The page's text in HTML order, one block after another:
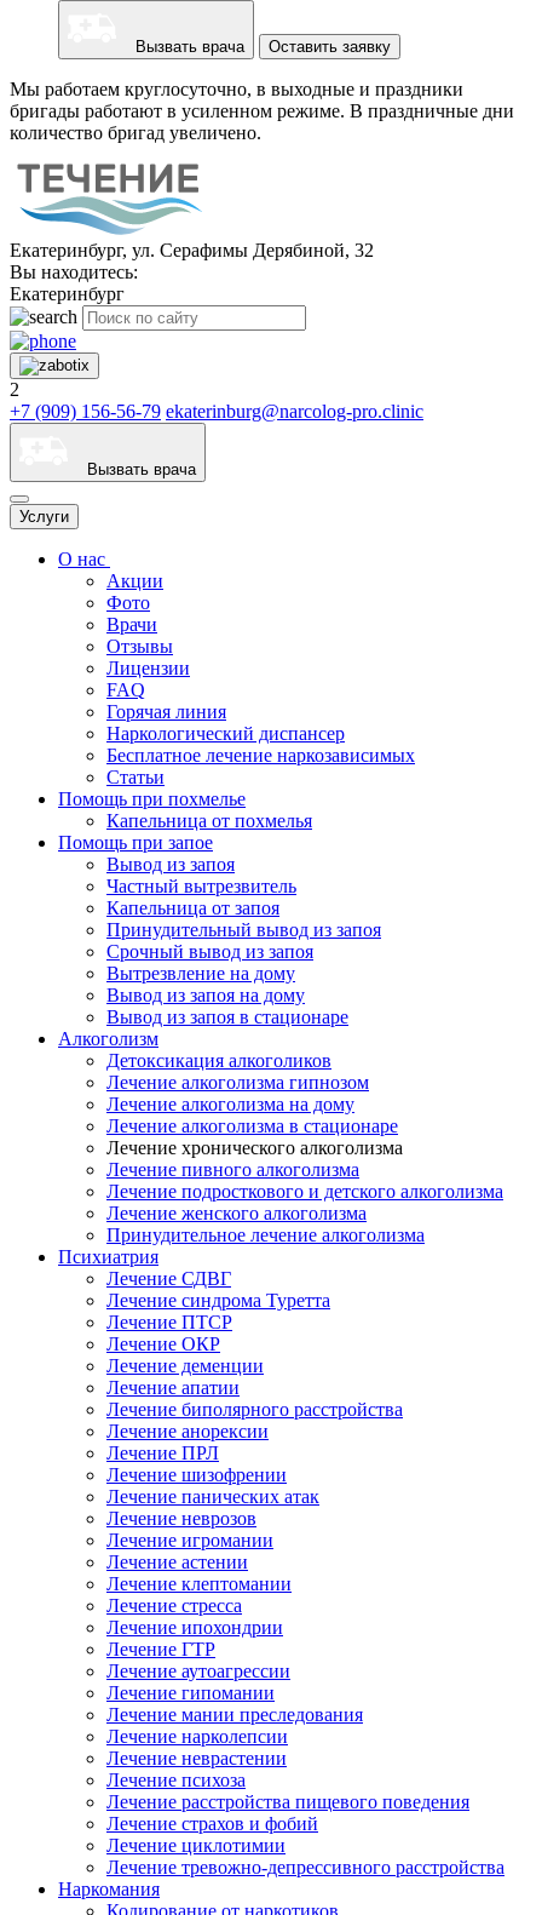
Вызвать врача Оставить заявку
Мы работаем круглосуточно, в выходные и праздники
бригады работают в усиленном режиме. В праздничные дни
количество бригад увеличено.
Екатеринбург, ул. Серафимы Дерябиной, 32
Вы находитесь:
Екатеринбург
2
+7 (909) 156-56-79 ekaterinburg@narcolog-pro.clinic
Вызвать врача
Услуги
О нас
Акции
Фото
Врачи
Отзывы
Лицензии
FAQ
Горячая линия
Наркологический диспансер
Бесплатное лечение наркозависимых
Статьи
Помощь при похмелье
Капельница от похмелья
Помощь при запое
Вывод из запоя
Частный вытрезвитель
Капельница от запоя
Принудительный вывод из запоя
Срочный вывод из запоя
Вытрезвление на дому
Вывод из запоя на дому
Вывод из запоя в стационаре
Алкоголизм
Детоксикация алкоголиков
Лечение алкоголизма гипнозом
Лечение алкоголизма на дому
Лечение алкоголизма в стационаре
Лечение хронического алкоголизма
Лечение пивного алкоголизма
Лечение подросткового и детского алкоголизма
Лечение женского алкоголизма
Принудительное лечение алкоголизма
Психиатрия
Лечение СДВГ
Лечение синдрома Туретта
Лечение ПТСР
Лечение ОКР
Лечение деменции
Лечение апатии
Лечение биполярного расстройства
Лечение анорексии
Лечение ПРЛ
Лечение шизофрении
Лечение панических атак
Лечение неврозов
Лечение игромании
Лечение астении
Лечение клептомании
Лечение стресса
Лечение ипохондрии
Лечение ГТР
Лечение аутоагрессии
Лечение гипомании
Лечение мании преследования
Лечение нарколепсии
Лечение неврастении
Лечение психоза
Лечение расстройства пищевого поведения
Лечение страхов и фобий
Лечение циклотимии
Лечение тревожно-депрессивного расстройства
Наркомания
Кодирование от наркотиков